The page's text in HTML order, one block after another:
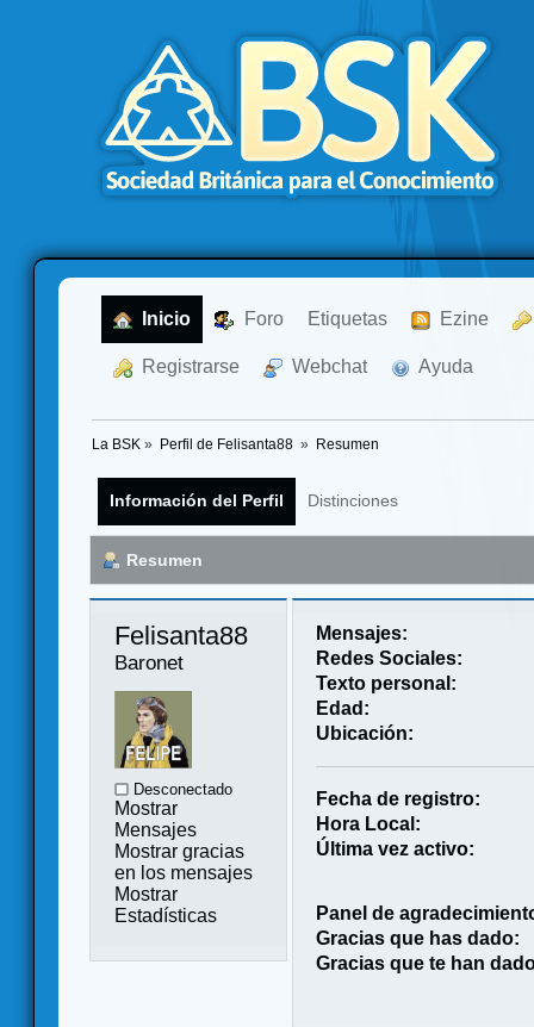
Inicio Foro Etiquetas Ezine
Registrarse Webchat Ayuda
La BSK » Perfil de Felisanta88 » Resumen
Información del Perfil Distinciones
Resumen
Felisanta88
Baronet
Desconectado
Mostrar
Mensajes
Mostrar gracias
en los mensajes
Mostrar
Estadísticas
Mensajes:
Redes Sociales:
Texto personal:
Edad:
Ubicación:
Fecha de registro:
Hora Local:
Última vez activo:
Panel de
Gracias que has dado:
Gracias que te han